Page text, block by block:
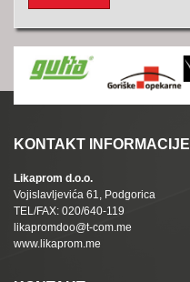
KONTAKT INFORMACIJE
Likaprom d.o.o.
Vojislavljevića 61, Podgorica
TEL/FAX: 020/640-119
likapromdoo@t-com.me
www.likaprom.me